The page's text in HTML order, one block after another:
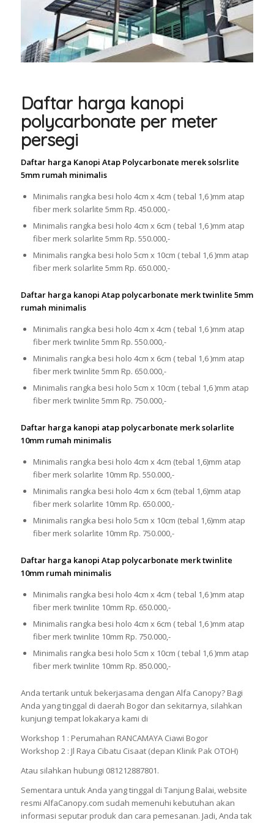
Daftar harga kanopi
polycarbonate per meter
persegi
Daftar harga Kanopi Atap Polycarbonate merek solsrlite
5mm rumah minimalis
Minimalis rangka besi holo 4cm x 4cm ( tebal 1,6 )mm atap
fiber merk solarlite 5mm Rp. 450.000,-
Minimalis rangka besi holo 4cm x 6cm ( tebal 1,6 )mm atap
fiber merk solarlite 5mm Rp. 550.000,-
Minimalis rangka besi holo 5cm x 10cm ( tebal 1,6 )mm atap
fiber merk solarlite 5mm Rp. 650.000,-
Daftar harga kanopi Atap polycarbonate merk twinlite 5mm
rumah minimalis
Minimalis rangka besi holo 4cm x 4cm ( tebal 1,6 )mm atap
fiber merk twinlite 5mm Rp. 550.000,-
Minimalis rangka besi holo 4cm x 6cm ( tebal 1,6 )mm atap
fiber merk twinlite 5mm Rp. 650.000,-
Minimalis rangka besi holo 5cm x 10cm ( tebal 1,6 )mm atap
fiber merk twinlite 5mm Rp. 750.000,-
Daftar harga kanopi atap polycarbonate merk solarlite
10mm rumah minimalis
Minimalis rangka besi holo 4cm x 4cm (tebal 1,6)mm atap
fiber merk solarlite 10mm Rp. 550.000,-
Minimalis rangka besi holo 4cm x 6cm (tebal 1,6)mm atap
fiber merk solarlite 10mm Rp. 650.000,-
Minimalis rangka besi holo 5cm x 10cm (tebal 1,6)mm atap
fiber merk solarlite 10mm Rp. 750.000,-
Daftar harga kanopi Atap polycarbonate merk twinlite
10mm rumah minimalis
Minimalis rangka besi holo 4cm x 4cm ( tebal 1,6 )mm atap
fiber merk twinlite 10mm Rp. 650.000,-
Minimalis rangka besi holo 4cm x 6cm ( tebal 1,6 )mm atap
fiber merk twinlite 10mm Rp. 750.000,-
Minimalis rangka besi holo 5cm x 10cm ( tebal 1,6 )mm atap
fiber merk twinlite 10mm Rp. 850.000,-
Anda tertarik untuk bekerjasama dengan Alfa Canopy? Bagi
Anda yang tinggal di daerah Bogor dan sekitarnya, silahkan
kunjungi tempat lokakarya kami di
Workshop 1 : Perumahan RANCAMAYA Ciawi Bogor
Workshop 2 : Jl Raya Cibatu Cisaat (depan Klinik Pak OTOH)
Atau silahkan hubungi 081212887801.
Sementara untuk Anda yang tinggal di Tanjung Balai, website
resmi AlfaCanopy.com sudah memenuhi kebutuhan akan
informasi seputar produk dan cara pemesanan. Jadi, Anda tak